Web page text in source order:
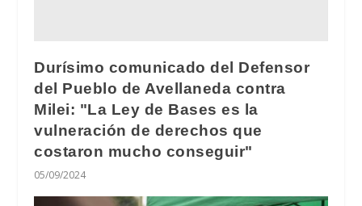
Durísimo comunicado del Defensor
del Pueblo de Avellaneda contra
Milei: "La Ley de Bases es la
vulneración de derechos que
costaron mucho conseguir"
05/09/2024